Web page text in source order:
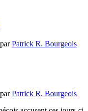
parPatrick R. Bourgeois
parPatrick R. Bourgeois